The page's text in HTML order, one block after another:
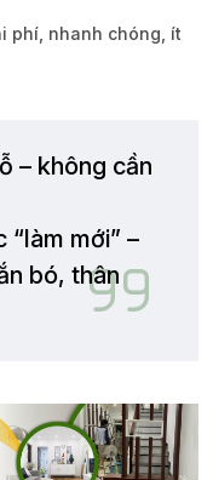
phí, nhanh chóng, ít
– không cần
mới” –
bó, thân